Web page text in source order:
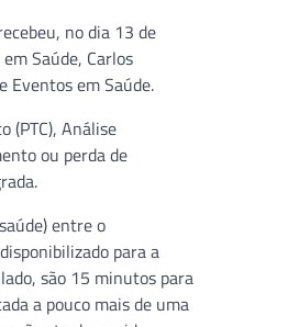
no dia 13 de
Saúde, Carlos
Eventos em Saúde.
(PTC), Análise
ou perda de
entre o
para a
são 15 minutos para
a pouco mais de uma